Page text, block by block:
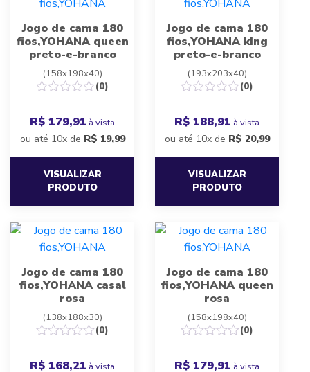
Jogo de cama 180
fios,YOHANA queen
preto-e-branco
(158x198x40)
(0)
R$ 179,91 à vista
ou até 10x de R$ 19,99
VISUALIZAR
PRODUTO
Jogo de cama 180
fios,YOHANA king
preto-e-branco
(193x203x40)
(0)
R$ 188,91 à vista
ou até 10x de R$ 20,99
VISUALIZAR
PRODUTO
Jogo de cama 180
fios,YOHANA casal
rosa
(138x188x30)
(0)
R$ 168,21 à vista
Jogo de cama 180
fios,YOHANA queen
rosa
(158x198x40)
(0)
R$ 179,91 à vista